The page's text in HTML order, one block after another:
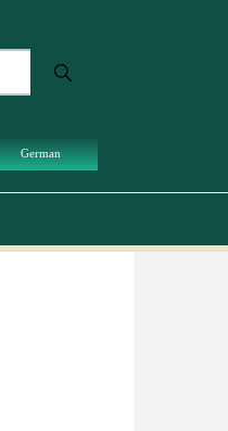
German